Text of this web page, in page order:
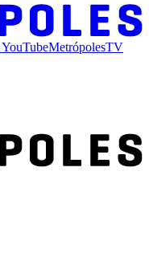
YouTubeMetrópolesTV